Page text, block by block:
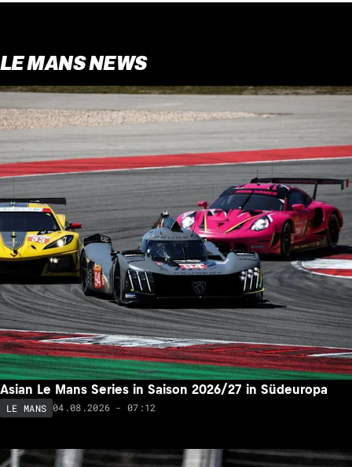
LE MANS NEWS
Asian Le Mans Series in Saison 2026/27 in Südeuropa
LE MANS 04.08.2026 - 07:12